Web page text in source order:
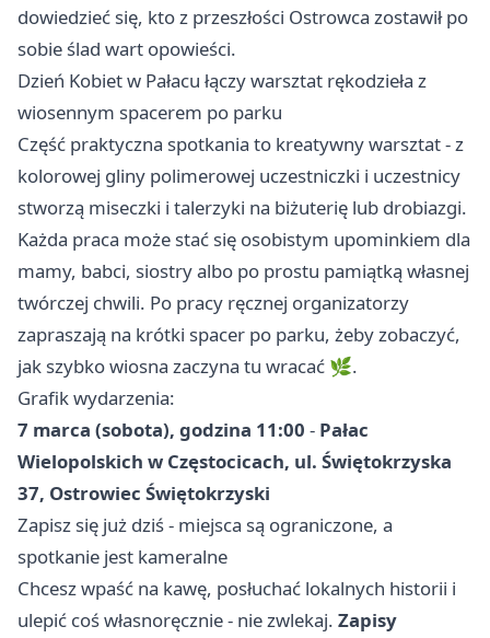
dowiedzieć się, kto z przeszłości Ostrowca zostawił po
sobie ślad wart opowieści.
Dzień Kobiet w Pałacu łączy warsztat rękodzieła z
wiosennym spacerem po parku
Część praktyczna spotkania to kreatywny warsztat - z
kolorowej gliny polimerowej uczestniczki i uczestnicy
stworzą miseczki i talerzyki na biżuterię lub drobiazgi.
Każda praca może stać się osobistym upominkiem dla
mamy, babci, siostry albo po prostu pamiątką własnej
twórczej chwili. Po pracy ręcznej organizatorzy
zapraszają na krótki spacer po parku, żeby zobaczyć,
jak szybko wiosna zaczyna tu wracać 🌿.
Grafik wydarzenia:
7 marca (sobota), godzina 11:00 - Pałac
Wielopolskich w Częstocicach, ul. Świętokrzyska
37, Ostrowiec Świętokrzyski
Zapisz się już dziś - miejsca są ograniczone, a
spotkanie jest kameralne
Chcesz wpaść na kawę, posłuchać lokalnych historii i
ulepić coś własnoręcznie - nie zwlekaj. Zapisy